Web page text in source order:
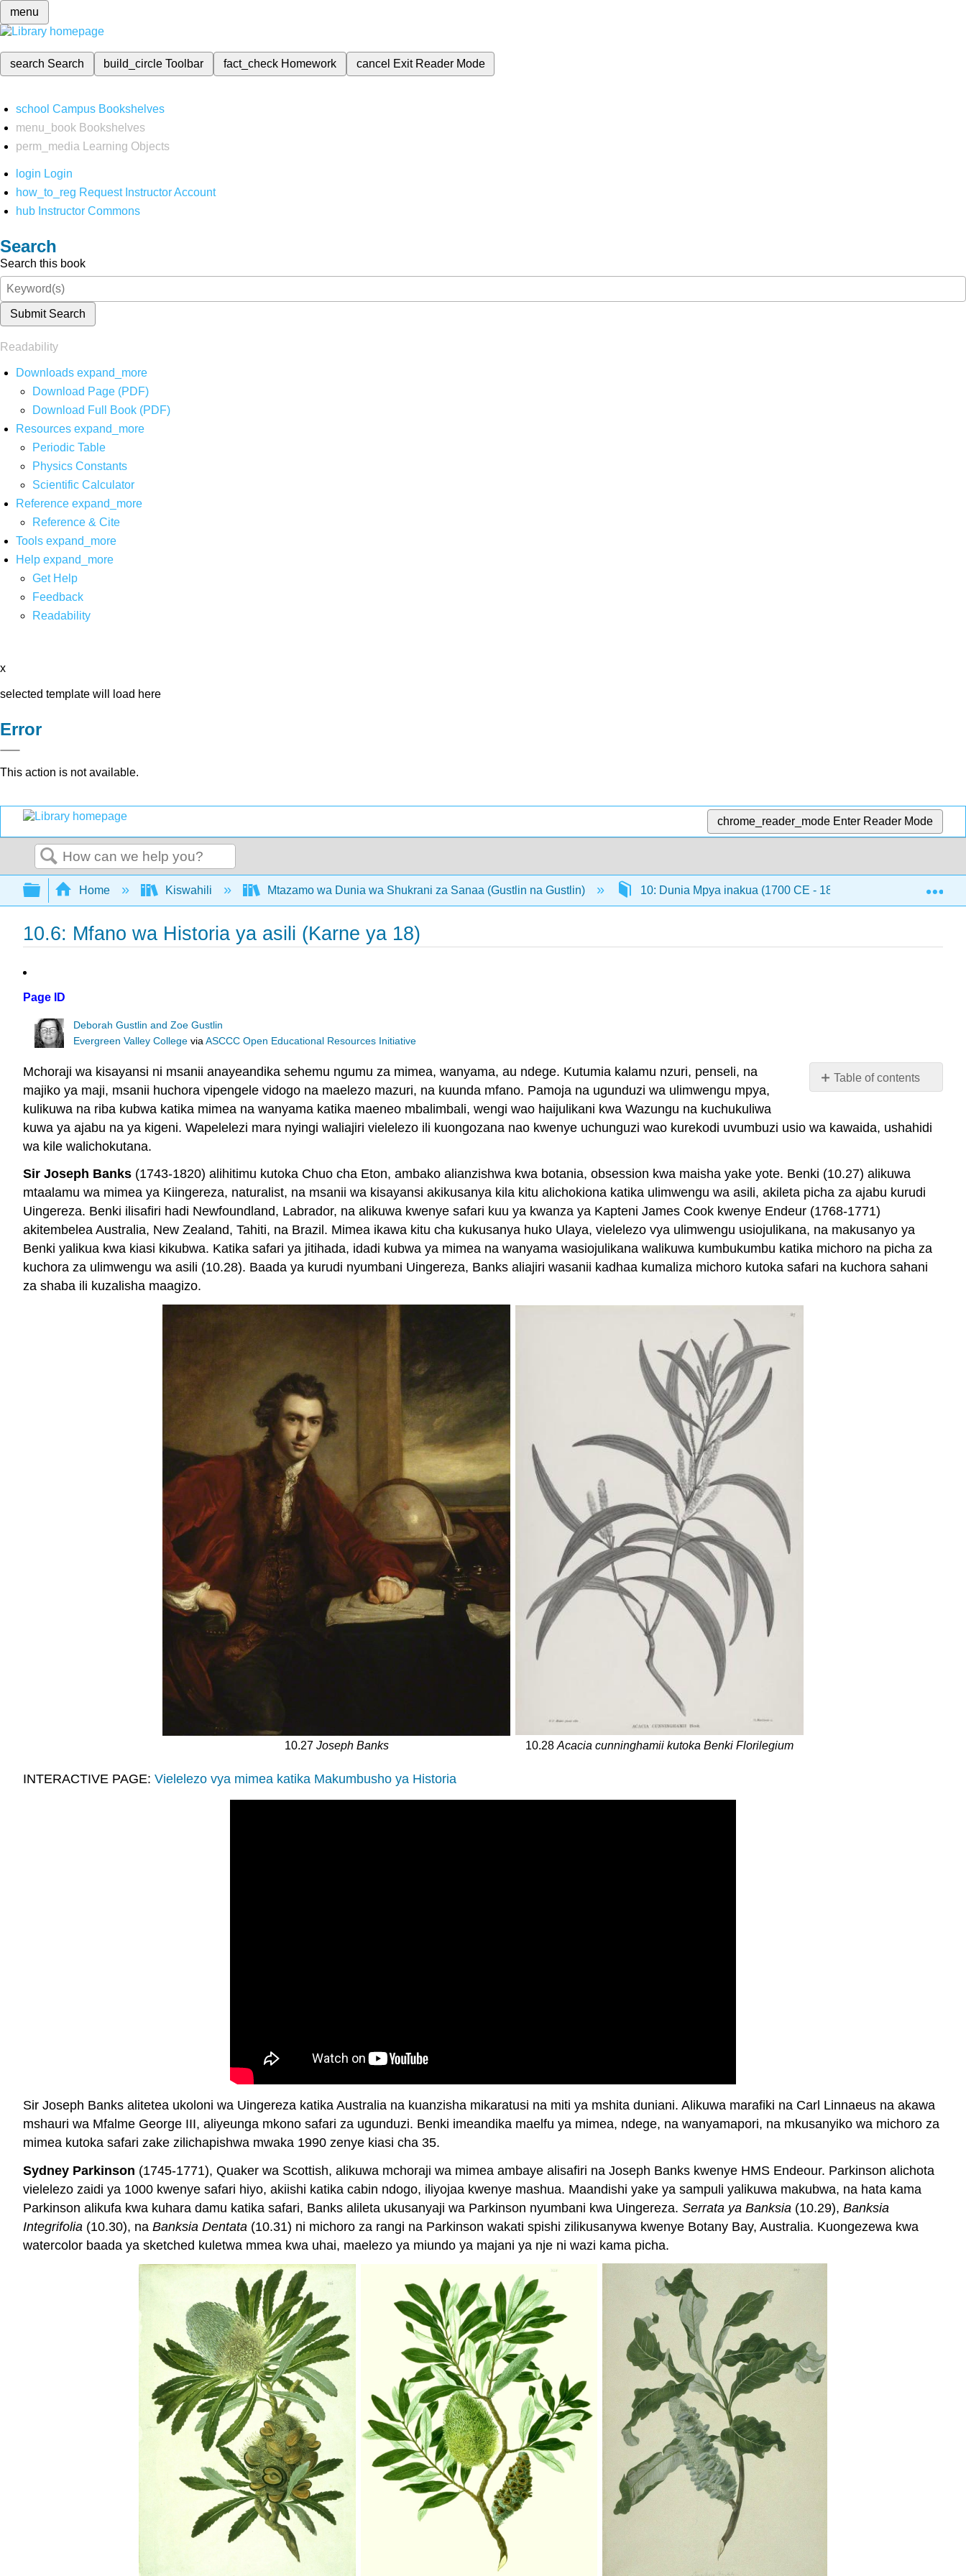
menu
search Search build_circleToolbar fact_check Homework cancel Exit Reader Mode
school Campus Bookshelves
menu_book Bookshelves
perm_media
Learning Objects
login Login
how_to_reg Request Instructor Account
hub Instructor Commons
Search
Search this book
Submit Search
Readability
Downloads expand_more
Download Page (PDF)
Download Full Book (PDF)
Resources expand_more
Periodic Table
Physics Constants
Scientific Calculator
Reference expand_more
Reference & Cite
Tools expand_more
Help expand_more
Get Help
Feedback
Readability
x
selected template will load here
Error
This action is not available.
chrome_reader_mode Enter Reader Mode
Search
Expand/collapse global hierarchy
Home Kiswahili Mtazamo wa Dunia wa Shukrani za Sanaa (Gustlin na Gustlin) 10: Dunia Mpya inakua (1700 CE - 1800 CE) 10.6:
10.6: Mfano wa Historia ya asili (Karne ya 18)
Page ID
Deborah Gustlin and Zoe Gustlin
Evergreen Valley College viaASCCC Open Educational Resources Initiative
Table of contents
No
Mchoraji wa kisayansi ni msanii anayeandika sehemu ngumu za mimea, wanyama, au ndege. Kutumia kalamu nzuri, penseli, na
majiko ya maji, msanii huchora vipengele vidogo na maelezo mazuri, na kuunda mfano. Pamoja na ugunduzi wa ulimwengu mpya,
kulikuwa na riba kubwa katika mimea na wanyama katika maeneo mbalimbali, wengi wao haijulikani kwa Wazungu na kuchukuliwa
kuwa ya ajabu na ya kigeni. Wapelelezi mara nyingi waliajiri vielelezo ili kuongozana nao kwenye uchunguzi wao kurekodi uvumbuzi usio wa kawaida, ushahidi
wa kile walichokutana.
Sir Joseph Banks (1743-1820) alihitimu kutoka Chuo cha Eton, ambako alianzishwa kwa botania, obsession kwa maisha yake yote. Benki (10.27) alikuwa
mtaalamu wa mimea ya Kiingereza, naturalist, na msanii wa kisayansi akikusanya kila kitu alichokiona katika ulimwengu wa asili, akileta picha za ajabu kurudi
Uingereza. Benki ilisafiri hadi Newfoundland, Labrador, na alikuwa kwenye safari kuu ya kwanza ya Kapteni James Cook kwenye Endeur (1768-1771)
akitembelea Australia, New Zealand, Tahiti, na Brazil. Mimea ikawa kitu cha kukusanya huko Ulaya, vielelezo vya ulimwengu usiojulikana, na makusanyo ya
Benki yalikua kwa kiasi kikubwa. Katika safari ya jitihada, idadi kubwa ya mimea na wanyama wasiojulikana walikuwa kumbukumbu katika michoro na picha za
kuchora za ulimwengu wa asili (10.28). Baada ya kurudi nyumbani Uingereza, Banks aliajiri wasanii kadhaa kumaliza michoro kutoka safari na kuchora sahani
za shaba ili kuzalisha maagizo.
10.27 Joseph Banks 10.28 Acacia cunninghamii kutoka Benki Florilegium
INTERACTIVE PAGE: Vielelezo vya mimea katika Makumbusho ya Historia
Sir Joseph Banks alitetea ukoloni wa Uingereza katika Australia na kuanzisha mikaratusi na miti ya mshita duniani. Alikuwa marafiki na Carl Linnaeus na akawa
mshauri wa Mfalme George III, aliyeunga mkono safari za ugunduzi. Benki imeandika maelfu ya mimea, ndege, na wanyamapori, na mkusanyiko wa michoro za
mimea kutoka safari zake zilichapishwa mwaka 1990 zenye kiasi cha 35.
Sydney Parkinson (1745-1771), Quaker wa Scottish, alikuwa mchoraji wa mimea ambaye alisafiri na Joseph Banks kwenye HMS Endeour. Parkinson alichota
vielelezo zaidi ya 1000 kwenye safari hiyo, akiishi katika cabin ndogo, iliyojaa kwenye mashua. Maandishi yake ya sampuli yalikuwa makubwa, na hata kama
Parkinson alikufa kwa kuhara damu katika safari, Banks alileta ukusanyaji wa Parkinson nyumbani kwa Uingereza. Serrata ya Banksia (10.29), Banksia
Integrifolia (10.30), na Banksia Dentata (10.31) ni michoro za rangi na Parkinson wakati spishi zilikusanywa kwenye Botany Bay, Australia. Kuongezewa kwa
watercolor baada ya sketched kuletwa mmea kwa uhai, maelezo ya miundo ya majani ya nje ni wazi kama picha.